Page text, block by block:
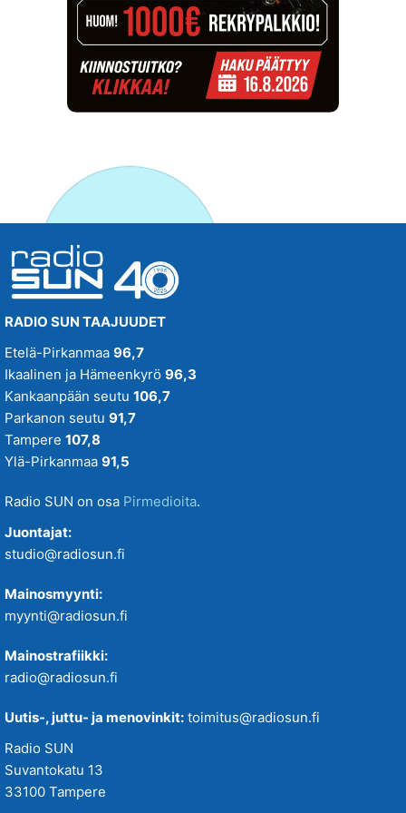
RADIO SUN TAAJUUDET
Etelä-Pirkanmaa 96,7
Ikaalinen ja Hämeenkyrö 96,3
Kankaanpään seutu 106,7
Parkanon seutu 91,7
Tampere 107,8
Ylä-Pirkanmaa 91,5
Radio SUN on osa Pirmedioita.
Juontajat:
studio@radiosun.fi
Mainosmyynti:
myynti@radiosun.fi
Mainostrafiikki:
radio@radiosun.fi
Uutis-, juttu- ja menovinkit: toimitus@radiosun.fi
Radio SUN
Suvantokatu 13
33100 Tampere